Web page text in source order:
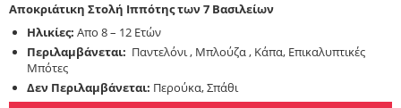
Αποκριάτικη Στολή Ιππότης των 7 Βασιλείων
Ηλικίες: Απο 8 – 12 Ετών
Περιλαμβάνεται: Παντελόνι , Mπλούζα , Kάπα, Eπικαλυπτικές
Mπότες
Δεν Περιλαμβάνεται: Περούκα, Σπάθι